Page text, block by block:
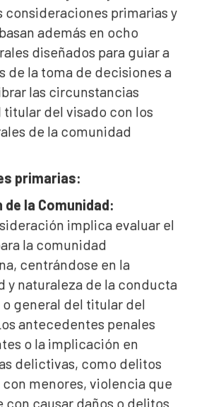
consideraciones primarias y
además en ocho
diseñados para guiar a
de la toma de decisiones a
las circunstancias
del visado con los
de la comunidad
primarias:
la Comunidad:
implica evaluar el
la comunidad
centrándose en la
y naturaleza de la conducta
general del titular del
antecedentes penales
o la implicación en
delictivas, como delitos
con menores, violencia que
con causar daños o delitos